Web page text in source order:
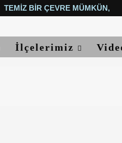
TEMIZ BIR ÇEVRE MÜMKÜN,
İlçelerimiz